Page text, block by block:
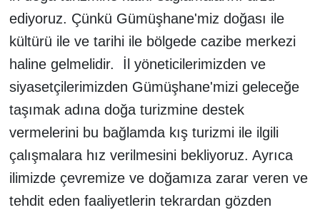
ediyoruz. Çünkü Gümüşhane'miz doğası ile
kültürü ile ve tarihi ile bölgede cazibe merkezi
haline gelmelidir. İl yöneticilerimizden ve
siyasetçilerimizden Gümüşhane'mizi geleceğe
taşımak adına doğa turizmine destek
vermelerini bu bağlamda kış turizmi ile ilgili
çalışmalara hız verilmesini bekliyoruz. Ayrıca
ilimizde çevremize ve doğamıza zarar veren ve
tehdit eden faaliyetlerin tekrardan gözden